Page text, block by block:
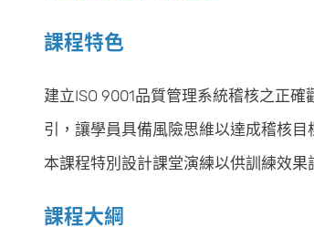
課程特色
建立ISO 9001品質管理系統稽核之正
引，讓學員具備風險思維以達成稽核
本課程特別設計課堂演練以供訓練效果
課程大綱